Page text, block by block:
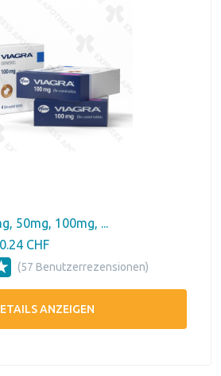
50mg, 100mg, ...
0.24 CHF
(57 Benutzerrezensionen)
ANZEIGEN